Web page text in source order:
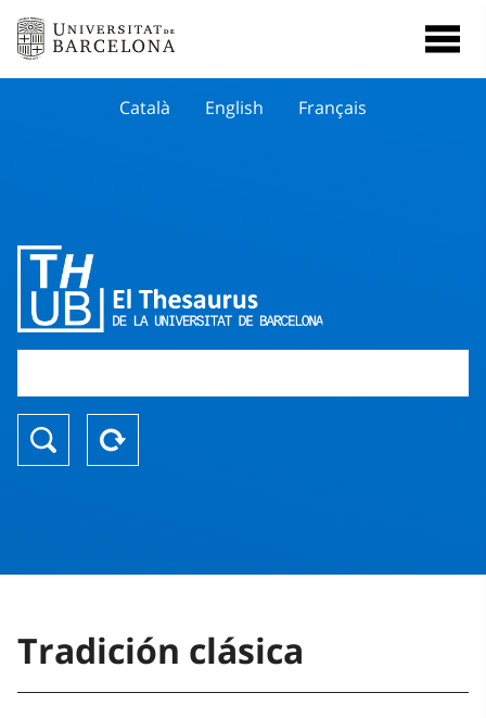
Català English Français
Tradición clásica